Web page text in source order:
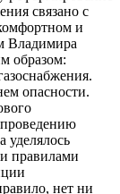
связано с
и
Владимира
образом:
опасности.
уделялось
правилами
нет ни